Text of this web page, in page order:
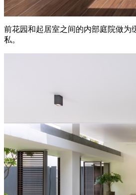
前花园和起居室之间的内部庭院做为
私。